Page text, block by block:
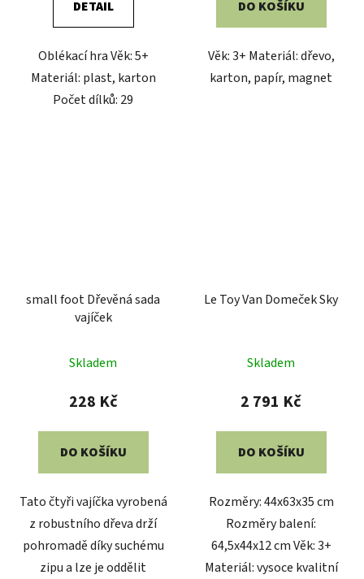
DETAIL
Oblékací hra Věk: 5+
Materiál: plast, karton
Počet dílků: 29
DO KOŠÍKU
Věk: 3+ Materiál: dřevo,
karton, papír, magnet
small foot Dřevěná sada
vajíček
Skladem
228 Kč
DO KOŠÍKU
Tato čtyři vajíčka vyrobená
z robustního dřeva drží
pohromadě díky suchému
zipu a lze je oddělit
Le Toy Van Domeček Sky
Skladem
2 791 Kč
DO KOŠÍKU
Rozměry: 44x63x35 cm
Rozměry balení:
64,5x44x12 cm Věk: 3+
Materiál: vysoce kvalitní